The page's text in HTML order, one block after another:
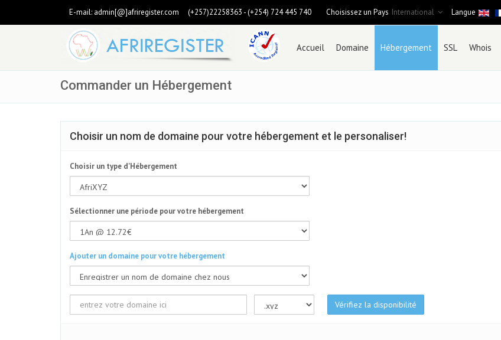
E-mail: admin[@]afriregister.com (+257)22258363 - (+254) 724 445 740 Choisissez un Pays International Langue
Accueil Domaine Hébergement SSL Whois
Commander un Hébergement
Choisir un nom de domaine pour votre hébergement et le personaliser!
Choisir un type d'Hébergement
Sélectionner une période pour votre hébergement
Ajouter un domaine pour votre hébergement
Vérifiez la disponibilité